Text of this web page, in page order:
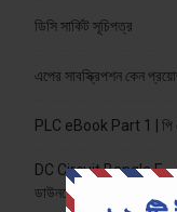
ডিসি সার্কিট সূচিপত্র
এপের সাবস্ক্রিপশন কেন
PLC eBook Part 1 | পি এল
DC Circuit Bangla E –
ডাউনলোড করুন